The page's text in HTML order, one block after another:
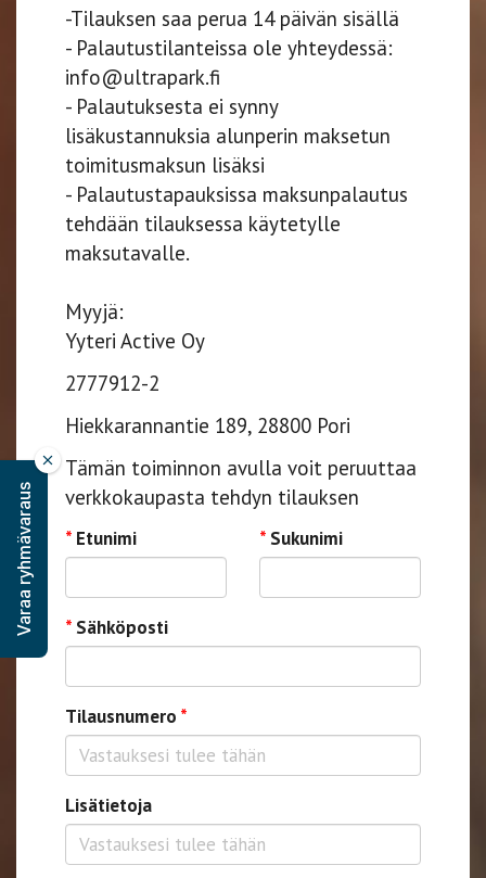
Varaa ryhmävaraus
-Tilauksen saa perua 14 päivän sisällä
- Palautustilanteissa ole yhteydessä:
info@ultrapark.fi
- Palautuksesta ei synny
lisäkustannuksia alunperin maksetun
toimitusmaksun lisäksi
- Palautustapauksissa maksunpalautus
tehdään tilauksessa käytetylle
maksutavalle.
Myyjä:
Yyteri Active Oy
2777912-2
Hiekkarannantie 189, 28800 Pori
Tämän toiminnon avulla voit peruuttaa
verkkokaupasta tehdyn tilauksen
* Etunimi * Sukunimi
* Sähköposti
Tilausnumero *
Lisätietoja